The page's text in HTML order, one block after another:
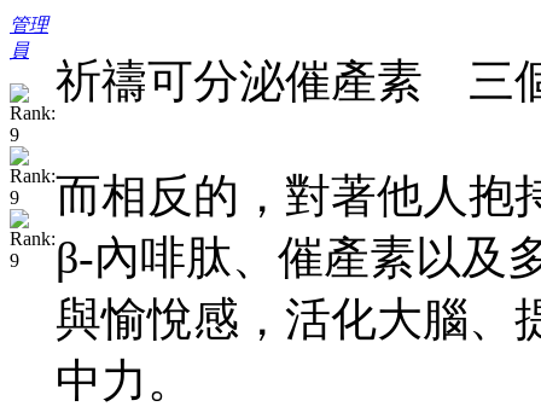
管理
員
祈禱可分泌催產素 三
而相反的，對著他人抱
β-內啡肽、催產素以及
與愉悅感，活化大腦、
中力。